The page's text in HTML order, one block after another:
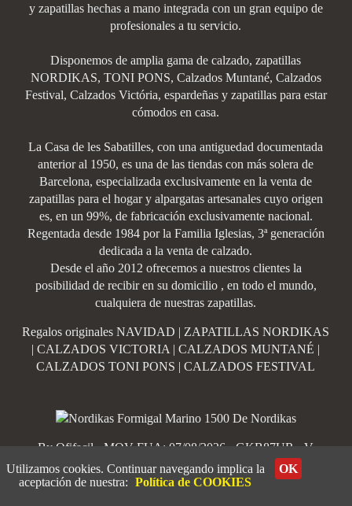
y zapatillas hechas a mano integrada con un gran equipo de
profesionales a tu servicio.
Disponemos de amplia gama de calzado, zapatillas
NORDIKAS, TONI PONS, Calzados Muntané, Calzados
Festival, Calzados Victória, espardeñas y zapatillas para estar
cómodos en casa.
La Casa de les Sabatilles, con una antiguedad documentada
anterior al 1950, es una de las tiendas con más solera de
Barcelona, especializada exclusivamente en la venta de
zapatillas para el hogar y alpargatas artesanales cuyo origen
es, en un 99%, de fabricación exclusivamente nacional.
Regentada desde 1984 por la Familia Iglesias, 3ª generación
dedicada a la venta de calzado.
Desde el año 2012 ofrecemos a nuestros clientes la
posibilidad de recibir en su domicilio , en todo el mundo,
cualquiera de nuestras zapatillas.
Regalos originales NAVIDAD | ZAPATILLAS NORDIKAS
|CALZADOS VICTORIA |CALZADOS MUNTANÉ |
CALZADOS TONI PONS |CALZADOS FESTIVAL
By Ofifacil · MOV FUA: 07/08/2026 - GKB87UR · V
8.4.23
Utilizamos cookies. Continuar navegando implica la
aceptación de nuestra:
Política de COOKIES
OK